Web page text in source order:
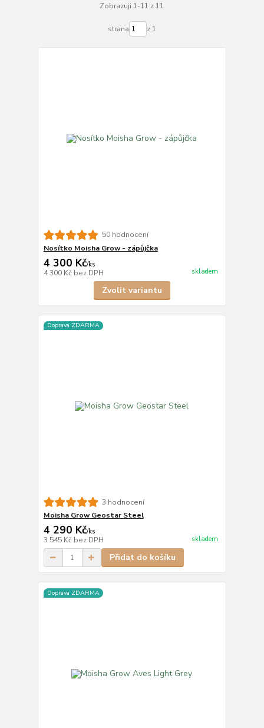
Zobrazuji 1-11 z 11
strana z 1
50 hodnocení
Nosítko Moisha Grow - zápůjčka
4 300 Kč/ks
4 300 Kč bez DPH skladem
Zvolit variantu
Doprava ZDARMA
3 hodnocení
Moisha Grow Geostar Steel
4 290 Kč/ks
3 545 Kč bez DPH skladem
Přidat do košíku
Doprava ZDARMA